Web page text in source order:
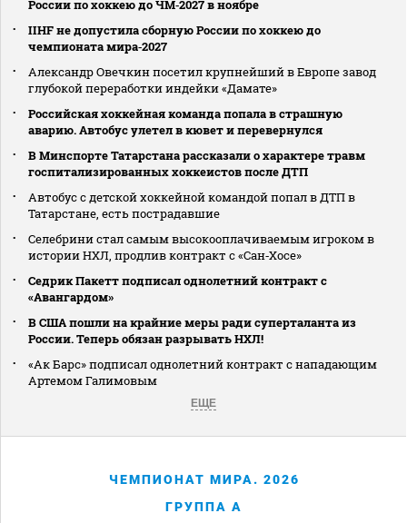
России по хоккею до ЧМ‑2027 в ноябре
IIHF не допустила сборную России по хоккею до
чемпионата мира‑2027
Александр Овечкин посетил крупнейший в Европе завод
глубокой переработки индейки «Дамате»
Российская хоккейная команда попала в страшную
аварию. Автобус улетел в кювет и перевернулся
В Минспорте Татарстана рассказали о характере травм
госпитализированных хоккеистов после ДТП
Автобус с детской хоккейной командой попал в ДТП в
Татарстане, есть пострадавшие
Селебрини стал самым высокооплачиваемым игроком в
истории НХЛ, продлив контракт с «Сан‑Хосе»
Седрик Пакетт подписал однолетний контракт с
«Авангардом»
В США пошли на крайние меры ради суперталанта из
России. Теперь обязан разрывать НХЛ!
«Ак Барс» подписал однолетний контракт с нападающим
Артемом Галимовым
ЕЩЕ
ЧЕМПИОНАТ МИРА. 2026
ГРУППА A